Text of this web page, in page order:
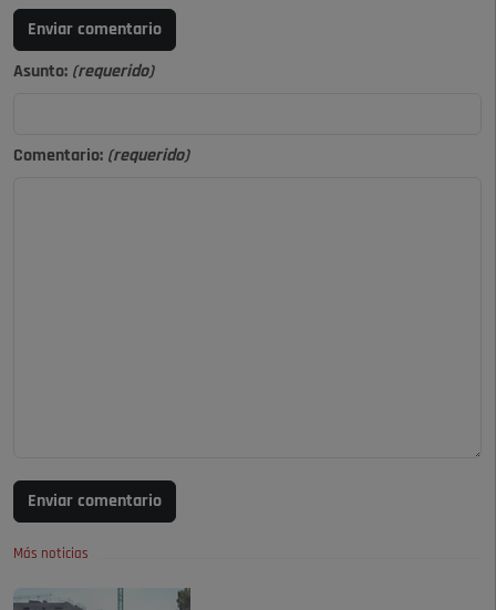
Enviar comentario
Asunto: (requerido)
Comentario: (requerido)
Enviar comentario
Más noticias